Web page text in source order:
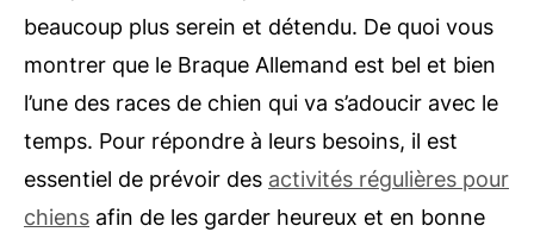
beaucoup plus serein et détendu. De quoi vous
montrer que le Braque Allemand est bel et bien
l’une des races de chien qui va s’adoucir avec le
temps. Pour répondre à leurs besoins, il est
essentiel de prévoir des activités régulières pour
chiens afin de les garder heureux et en bonne